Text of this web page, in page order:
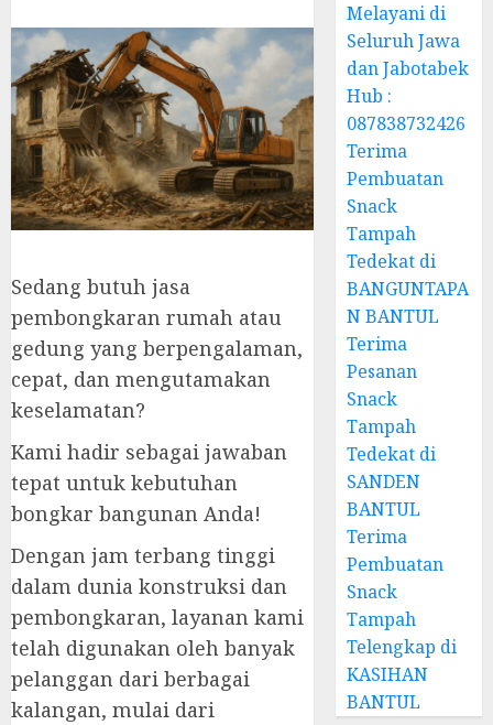
Sedang butuh jasa
pembongkaran rumah atau
gedung yang berpengalaman,
cepat, dan mengutamakan
keselamatan?
Kami hadir sebagai jawaban
tepat untuk kebutuhan
bongkar bangunan Anda!
Dengan jam terbang tinggi
dalam dunia konstruksi dan
pembongkaran, layanan kami
telah digunakan oleh banyak
pelanggan dari berbagai
kalangan, mulai dari
Melayani di
Seluruh Jawa
dan Jabotabek
Hub :
087838732426
Terima
Pembuatan
Snack
Tampah
Tedekat di
BANGUNTAPA
N BANTUL
Terima
Pesanan
Snack
Tampah
Tedekat di
SANDEN
BANTUL
Terima
Pembuatan
Snack
Tampah
Telengkap di
KASIHAN
BANTUL